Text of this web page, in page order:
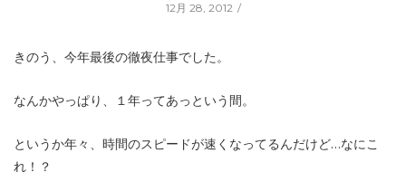
12月 28, 2012
きのう、今年最後の徹夜仕事でした。
なんかやっぱり、１年ってあっという間。
というか年々、時間のスピードが速くなってるんだけど…なにこ
れ！？